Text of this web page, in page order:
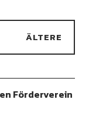
ÄLTERE
Förderverein